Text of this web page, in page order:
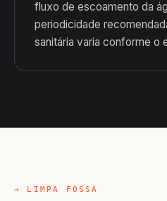
fluxo de escoamento da
periodicidade
sanitária varia conforme o
→ LIMPA FOSSA